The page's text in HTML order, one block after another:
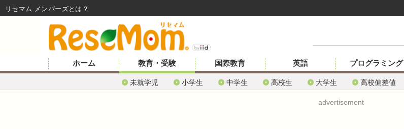
ホーム 教育・受験
未就学児 小学生 中学生 高校生 大学生 高校偏差値
国際教育 英語 プログラミング
advertisement
リセマム メンバーズ